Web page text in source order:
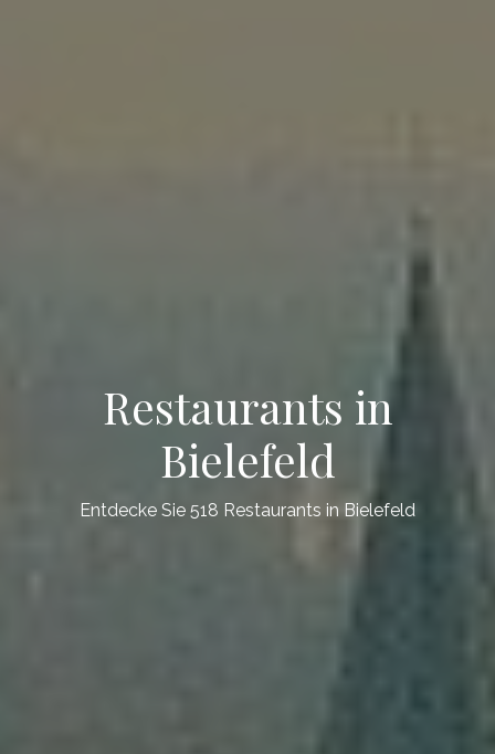
Restaurants in
Bielefeld
Entdecke Sie 518 Restaurants in Bielefeld